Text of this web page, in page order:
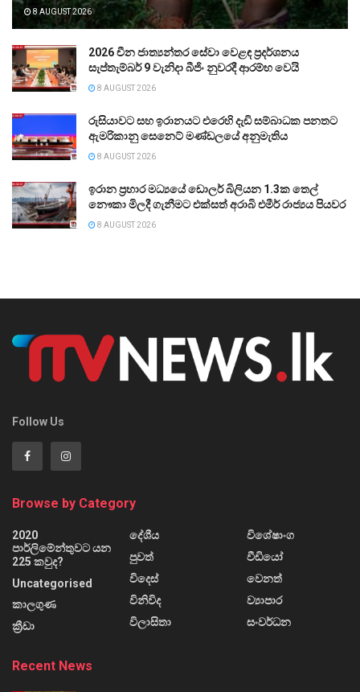
8 AUGUST 2026
2026 චීන ජාත්‍යන්තර සේවා වෙළඳ ප්‍රදර්ශනය
සැප්තැම්බර් 9 වැනිදා බීජිං නුවරදී ආරම්භ වෙයි
8 AUGUST 2026
රුසියාවට සහ ඉරානයට එරෙහි දැඩි සම්බාධක පනතට
ඇමරිකානු සෙනෙට් මණ්ඩලයේ අනුමැතිය
8 AUGUST 2026
ඉරාන ප්‍රහාර මධ්‍යයේ ඩොලර් බිලියන 1.3ක තෙල්
නෞකා මිලදී ගැනීමට එක්සත් අරාබි එමීර් රාජ්‍යය පියවර
8 AUGUST 2026
Follow Us
Browse by Category
2020
පාර්ලිමේන්තුවට යන
225 කවුද?
Uncategorised
කාලගුණ
ක්‍රීඩා
දේශීය
පුවත්
විදෙස්
විනිවිද
විලාසිතා
විශේෂාංග
වීඩියෝ
වෙනත්
ව්‍යාපාර
සංවර්ධන
Recent News